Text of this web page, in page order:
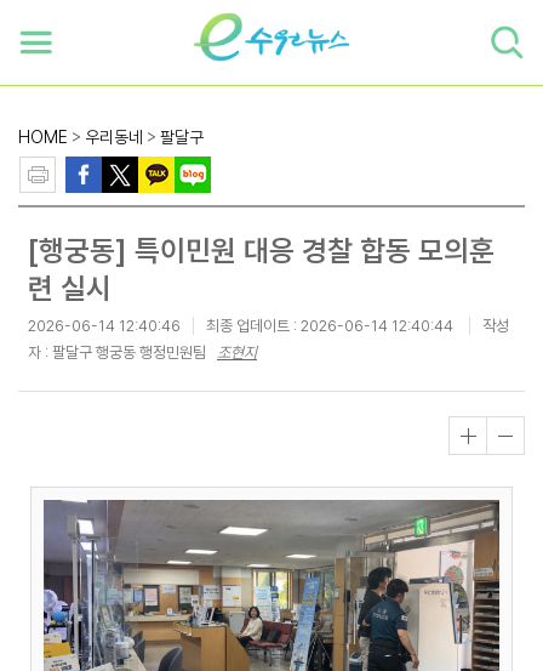
HOME > 우리동네 > 팔달구
[행궁동] 특이민원 대응 경찰 합동 모의훈
련 실시
2026-06-14 12:40:46 최종 업데이트 : 2026-06-14 12:40:44
작성
자 : 팔달구 행궁동 행정민원팀 조현지